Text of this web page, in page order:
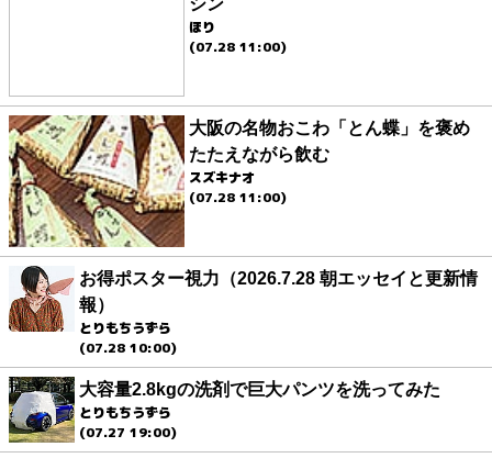
シン
ほり
(07.28 11:00)
大阪の名物おこわ「とん蝶」を褒め
たたえながら飲む
スズキナオ
(07.28 11:00)
お得ポスター視力（2026.7.28 朝エッセイと更新情
報）
とりもちうずら
(07.28 10:00)
大容量2.8kgの洗剤で巨大パンツを洗ってみた
とりもちうずら
(07.27 19:00)